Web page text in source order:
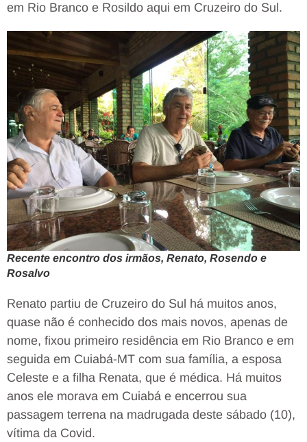
em Rio Branco e Rosildo aqui em Cruzeiro do Sul.
Recente encontro dos irmãos, Renato, Rosendo e
Rosalvo
Renato partiu de Cruzeiro do Sul há muitos anos,
quase não é conhecido dos mais novos, apenas de
nome, fixou primeiro residência em Rio Branco e em
seguida em Cuiabá-MT com sua família, a esposa
Celeste e a filha Renata, que é médica. Há muitos
anos ele morava em Cuiabá e encerrou sua
passagem terrena na madrugada deste sábado (10),
vítima da Covid.